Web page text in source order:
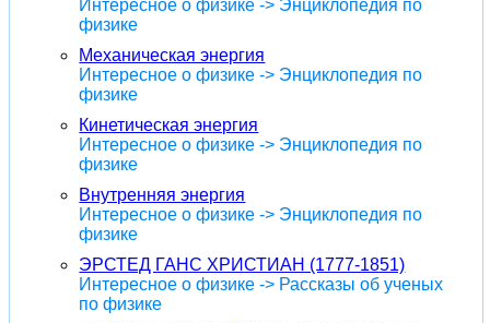
Интересное о физике -> Энциклопедия по
физике
Механическая энергия
Интересное о физике -> Энциклопедия по
физике
Кинетическая энергия
Интересное о физике -> Энциклопедия по
физике
Внутренняя энергия
Интересное о физике -> Энциклопедия по
физике
ЭРСТЕД ГАНС ХРИСТИАН (1777-1851)
Интересное о физике -> Рассказы об ученых
по физике